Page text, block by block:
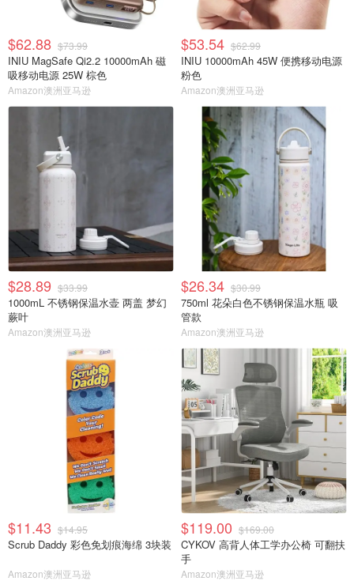
$62.88 $73.99
INIU MagSafe Qi2.2 10000mAh 磁
吸移动电源 25W 棕色
Amazon澳洲亚马逊
$53.54 $62.99
INIU 10000mAh 45W 便携移动电源
粉色
Amazon澳洲亚马逊
$28.89 $33.99
1000mL 不锈钢保温水壶 两盖 梦幻
蕨叶
Amazon澳洲亚马逊
$26.34 $30.99
750ml 花朵白色不锈钢保温水瓶 吸
管款
Amazon澳洲亚马逊
$11.43 $14.95
Scrub Daddy 彩色免划痕海绵 3块装
Amazon澳洲亚马逊
$119.00 $169.00
CYKOV 高背人体工学办公椅 可翻扶
手
Amazon澳洲亚马逊